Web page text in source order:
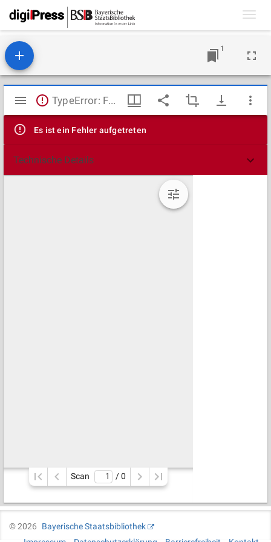
1
Mirador
Viewer
TypeError: Failed to fetch
Es ist ein Fehler aufgetreten
Technische Details
Scan / 0
©2026
Bayerische Staatsbibliothek